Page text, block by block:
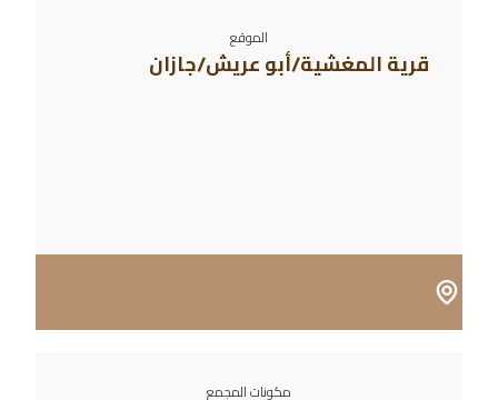
الموقع
قرية المغشية/أبو عريش/جازان
مكونات المجمع